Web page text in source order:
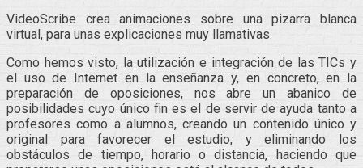
VideoScribe crea animaciones sobre una pizarra blanca
virtual, para unas explicaciones muy llamativas.
Como hemos visto, la utilización e integración de las TICs y
el uso de Internet en la enseñanza y, en concreto, en la
preparación de oposiciones, nos abre un abanico de
posibilidades cuyo único fin es el de servir de ayuda tanto a
profesores como a alumnos, creando un contenido único y
original para favorecer el estudio, y eliminando los
obstáculos de tiempo, horario o distancia, haciendo que